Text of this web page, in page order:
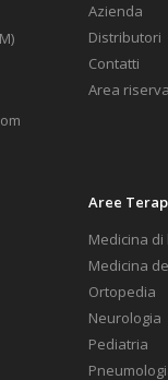
Azienda
Distributori
Contatti
Area
Aree
Medicina di
Medicina
Ortopedia
Neurologia
Pediatria